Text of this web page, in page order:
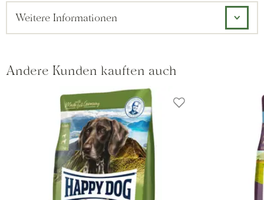
Weitere Informationen
Andere Kunden kauften auch